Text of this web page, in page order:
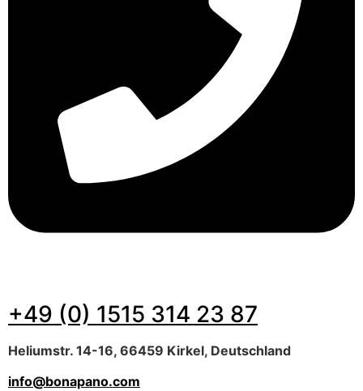
+49 (0) 1515 314 23 87​
Heliumstr. 14-16, 66459 Kirkel, Deutschland
info@bonapano.com